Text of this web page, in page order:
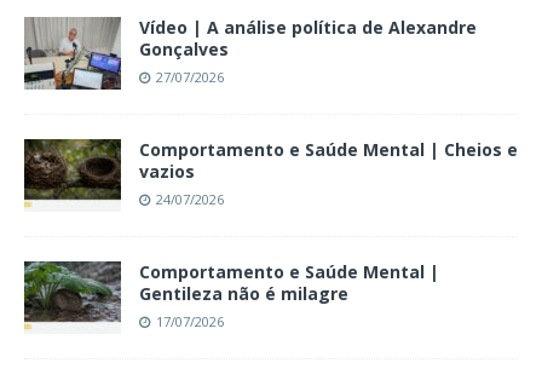
Vídeo | A análise política de Alexandre
Gonçalves
27/07/2026
Comportamento e Saúde Mental | Cheios e
vazios
24/07/2026
Comportamento e Saúde Mental |
Gentileza não é milagre
17/07/2026